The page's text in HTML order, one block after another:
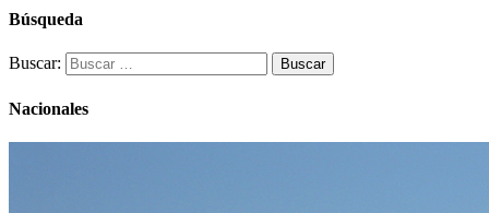
Búsqueda
Buscar:
Nacionales